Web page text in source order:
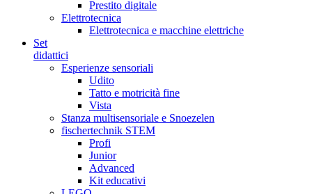
Prestito digitale
Elettrotecnica
Elettrotecnica e macchine elettriche
Set
didattici
Esperienze sensoriali
Udito
Tatto e motricità fine
Vista
Stanza multisensoriale e Snoezelen
fischertechnik STEM
Profi
Junior
Advanced
Kit educativi